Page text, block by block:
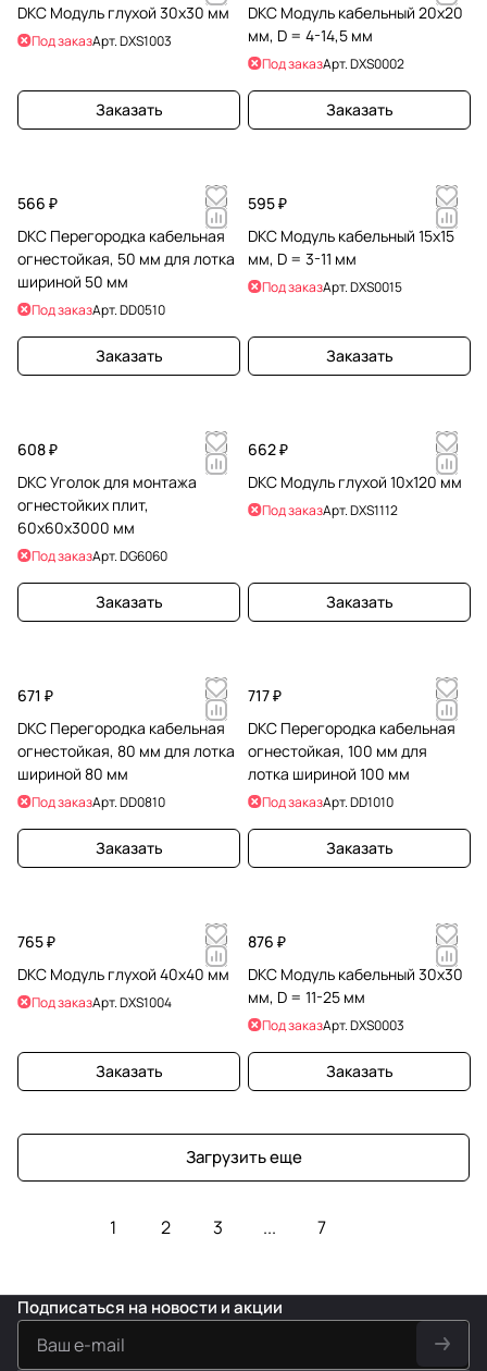
DKC Модуль глухой 30х30 мм
Под заказАрт.DXS1003
Заказать
DKC Модуль кабельный 20х20
мм, D = 4-14,5 мм
Под заказАрт.DXS0002
Заказать
566 ₽
DKC Перегородка кабельная
огнестойкая, 50 мм для лотка
шириной 50 мм
Под заказАрт.DD0510
Заказать
595 ₽
DKC Модуль кабельный 15х15
мм, D = 3-11 мм
Под заказАрт.DXS0015
Заказать
608 ₽
DKC Уголок для монтажа
огнестойких плит,
60х60х3000 мм
Под заказАрт.DG6060
Заказать
662 ₽
DKC Модуль глухой 10х120 мм
Под заказАрт.DXS1112
Заказать
671 ₽
DKC Перегородка кабельная
огнестойкая, 80 мм для лотка
шириной 80 мм
Под заказАрт.DD0810
Заказать
717 ₽
DKC Перегородка кабельная
огнестойкая, 100 мм для
лотка шириной 100 мм
Под заказАрт.DD1010
Заказать
765 ₽
DKC Модуль глухой 40х40 мм
Под заказАрт.DXS1004
Заказать
876 ₽
DKC Модуль кабельный 30х30
мм, D = 11-25 мм
Под заказАрт.DXS0003
Заказать
Загрузить еще
1 2 3 ... 7
Подписаться на новости и акции